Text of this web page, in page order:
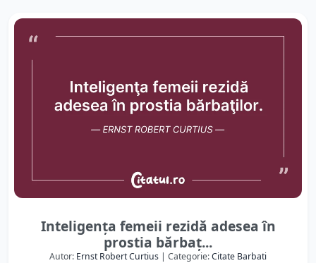
Inteligenţa femeii rezidă adesea în
prostia bărbaţ...
Autor: Ernst Robert Curtius | Categorie:Citate Barbati